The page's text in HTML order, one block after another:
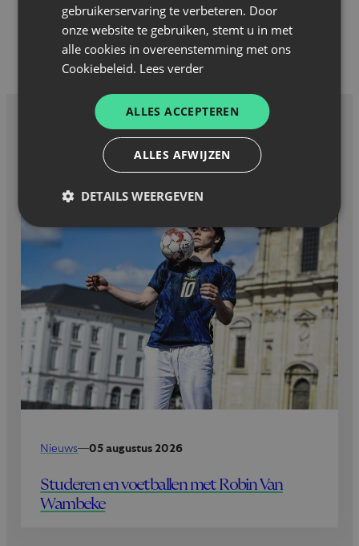
Iendracht Veroit!
GERELATEERD NIEUWS
Nieuws—05 augustus 2026
Studeren en voetballen met Robin Van
Wambeke
gebruikerservaring te verbeteren. Door
onze website te gebruiken, stemt u in met
alle cookies in overeenstemming met ons
Cookiebeleid. Lees verder
ALLES ACCEPTEREN
ALLES AFWIJZEN
DETAILS WEERGEVEN